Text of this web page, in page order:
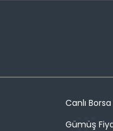
Canlı Borsa
Gümüş